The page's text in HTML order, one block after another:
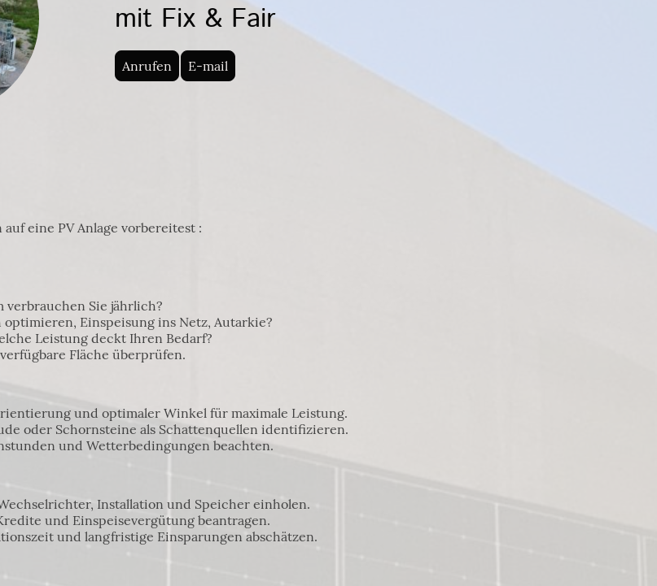
mit Fix & Fair
Anrufen E-mail
eine PV Anlage vorbereitest :
verbrauchen Sie jährlich?
optimieren, Einspeisung ins Netz, Autarkie?
Leistung deckt Ihren Bedarf?
Fläche überprüfen.
und optimaler Winkel für maximale Leistung.
oder Schornsteine als Schattenquellen identifizieren.
und Wetterbedingungen beachten.
Installation und Speicher einholen.
und Einspeisevergütung beantragen.
und langfristige Einsparungen abschätzen.